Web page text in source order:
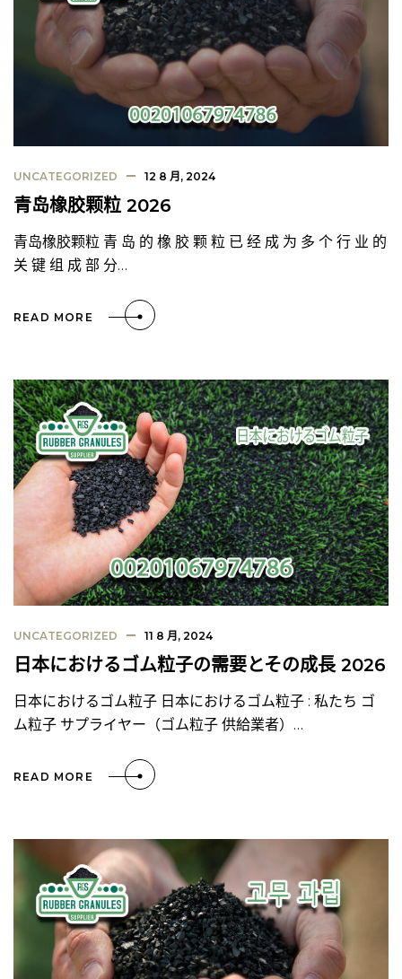
UNCATEGORIZED 12 8 月, 2024
青岛橡胶颗粒 2026
青岛橡胶颗粒 青 岛 的 橡 胶 颗 粒 已 经 成 为 多 个 行 业 的
关 键 组 成 部 分…
READ MORE
UNCATEGORIZED 11 8 月, 2024
日本におけるゴム粒子の需要とその成長 2026
日本におけるゴム粒子 日本におけるゴム粒子 : 私たち ゴ
ム粒子 サプライヤー（ゴム粒子 供給業者）…
READ MORE